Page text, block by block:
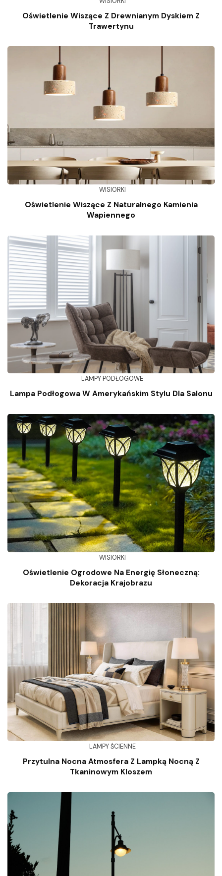
Oświetlenie Wiszące Z Drewnianym Dyskiem Z
Trawertynu
WISIORKI
Oświetlenie Wiszące Z Naturalnego Kamienia
Wapiennego
LAMPY PODŁOGOWE
Lampa Podłogowa W Amerykańskim Stylu Dla Salonu
WISIORKI
Oświetlenie Ogrodowe Na Energię Słoneczną:
Dekoracja Krajobrazu
LAMPY ŚCIENNE
Przytulna Nocna Atmosfera Z Lampką Nocną Z
Tkaninowym Kloszem